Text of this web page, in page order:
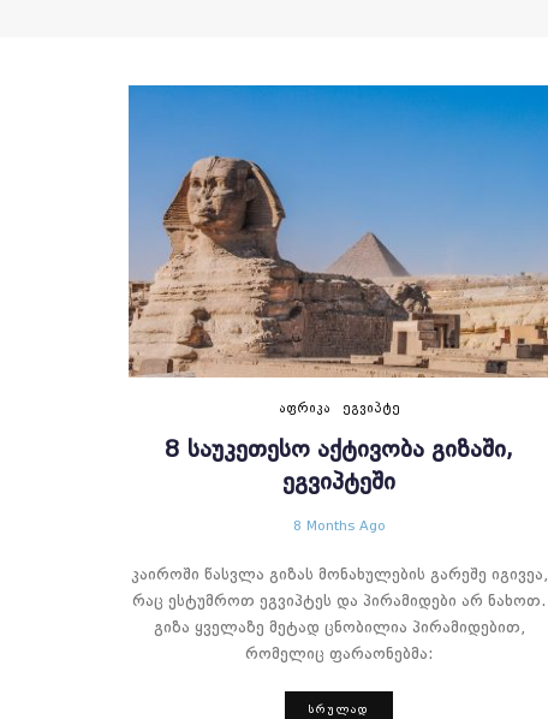
ᲐᲤᲠᲘᲙᲐ ᲔᲒᲕᲘᲞᲢᲔ
8 ᲡᲐᲣᲙᲔᲗᲔᲡᲝ ᲐᲥᲢᲘᲕᲝᲑᲐ ᲒᲘᲖᲐᲨᲘ,
ᲔᲒᲕᲘᲞᲢᲔᲨᲘ
8 Months Ago
კაიროში წასვლა გიზას მონახულების გარეშე იგივეა,
რაც ესტუმროთ ეგვიპტეს და პირამიდები არ ნახოთ.
გიზა ყველაზე მეტად ცნობილია პირამიდებით,
რომელიც ფარაონებმა:
ᲡᲠᲣᲚᲐᲓ